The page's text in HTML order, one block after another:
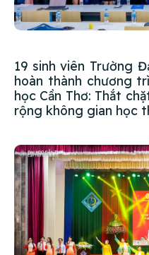
19 sinh viên Trường
hoàn thành chương
học Cần Thơ: Thắt
rộng không gian học